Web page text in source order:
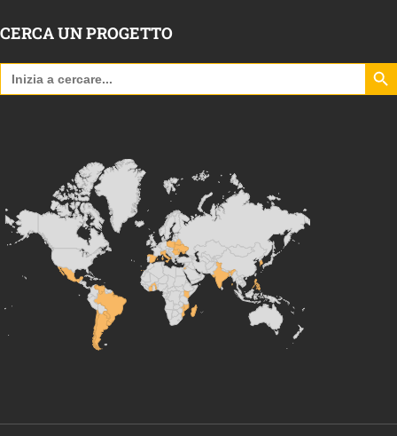
CERCA UN PROGETTO
Search
for:
Search